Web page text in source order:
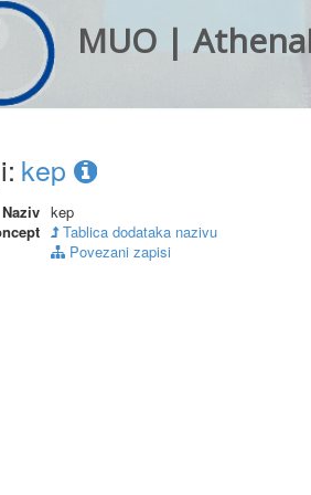
MUO |
kep
Naziv kep
Tablica dodataka nazivu
Povezani zapisi